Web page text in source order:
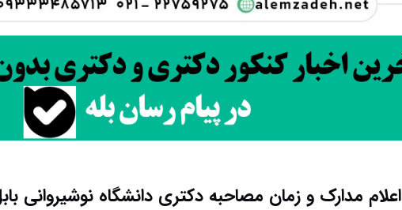
اعلام مدارک و زمان مصاحبه دکتری دانشگاه نوشیروانی بابل